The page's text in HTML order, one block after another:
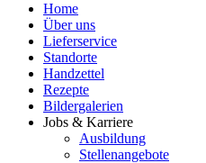
Home
Über uns
Lieferservice
Standorte
Handzettel
Rezepte
Bildergalerien
Jobs & Karriere
Ausbildung
Stellenangebote